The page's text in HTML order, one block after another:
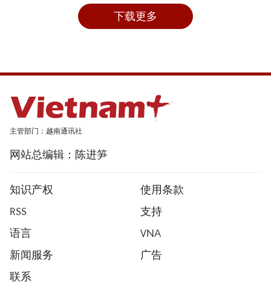
下载更多
主管部门：越南通讯社
网站总编辑：陈进笋
知识产权
使用条款
RSS
支持
语言
VNA
新闻服务
广告
联系